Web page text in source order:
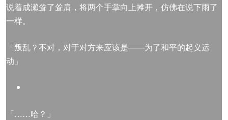
说着成濑耸了耸肩，将两个手掌向上摊开，仿佛在说下雨了
一样。
「叛乱？不对，对于对方来应该是——为了和平的起义运
动」
「……哈？」